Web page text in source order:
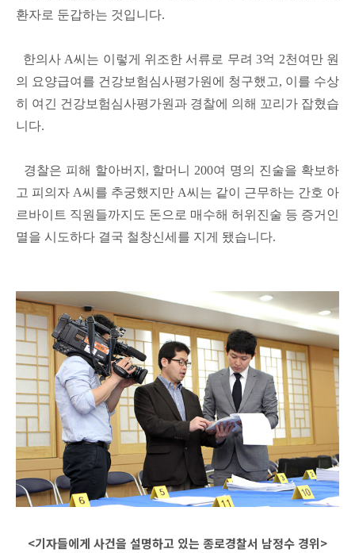
환자로 둔갑하는 것입니다.
한의사 A씨는 이렇게 위조한 서류로 무려 3억 2천여만 원
의 요양급여를 건강보험심사평가원에 청구했고, 이를 수상
히 여긴 건강보험심사평가원과 경찰에 의해 꼬리가 잡혔습
니다.
경찰은 피해 할아버지, 할머니 200여 명의 진술을 확보하
고 피의자 A씨를 추궁했지만 A씨는 같이 근무하는 간호 아
르바이트 직원들까지도 돈으로 매수해 허위진술 등 증거인
멸을 시도하다 결국 철창신세를 지게 됐습니다.
<기자들에게 사건을 설명하고 있는 종로경찰서 남정수 경위>